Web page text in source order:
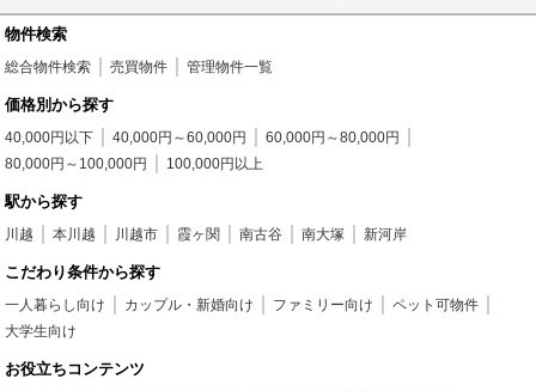
物件検索
総合物件検索 売買物件 管理物件一覧
価格別から探す
40,000円以下 40,000円～60,000円
60,000円～80,000円
80,000円～100,000円
100,000円以上
駅から探す
川越 本川越 川越市 霞ヶ関 南古谷 南大塚 新河岸
こだわり条件から探す
一人暮らし向け カップル・新婚向け ファミリー向け
ペット可物件
大学生向け
お役立ちコンテンツ